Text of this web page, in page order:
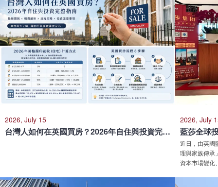
轉向區域價值與資產營運能力（建案與資產配置）。
2026, July 15
台灣人如何在英國買房？2026年自住與投資完整指南
2026, July
近日，由英國
理與家族傳承
資本市場變化